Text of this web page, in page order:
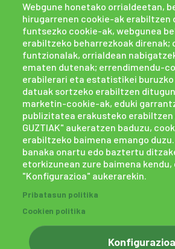
Webgune honetako orrialdeetan,
hirugarrenen cookie-ak erabiltzen
funtsezko cookie-ak, webgunea
erabiltzeko beharrezkoak direnak;
funtzionalak, orrialdean
ematen dutenak; errendimendu-
erabilerari eta estatistikei
datuak sortzeko erabiltzen
marketin-cookie-ak, eduki
publizitatea erakusteko erabiltzen
GUZTIAK" aukeratzen baduzu,
erabiltzeko baimena emango
banaka onartu edo baztertu
etorkizunean zure baimena
"Konfigurazioa" aukerarekin.
Pribatasun politika
Cookien politika
Konfigurazioa